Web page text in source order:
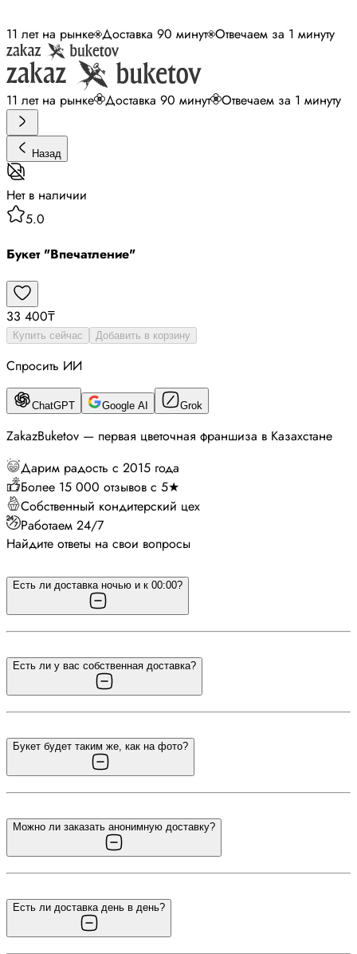
11 лет на рынке Доставка 90 минут Отвечаем за 1 минуту
11 лет на рынке Доставка 90 минут Отвечаем за 1 минуту
Назад
Нет в наличии
5.0
Букет "Впечатление"
33 400₸
Купить сейчас Добавить в корзину
Спросить ИИ
ChatGPT Google AI Grok
ZakazBuketov — первая цветочная франшиза в Казахстане
Дарим радость с 2015 года
Более 15 000 отзывов с 5★
Собственный кондитерский цех
Работаем 24/7
Найдите ответы на свои вопросы
Есть ли доставка ночью и к 00:00?
Есть ли у вас собственная доставка?
Букет будет таким же, как на фото?
Можно ли заказать анонимную доставку?
Есть ли доставка день в день?